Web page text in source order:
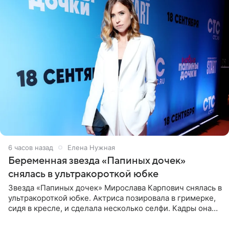
6 часов назад Елена Нужная
Беременная звезда «Папиных дочек»
снялась в ультракороткой юбке
Звезда «Папиных дочек» Мирослава Карпович снялась в
ультракороткой юбке. Актриса позировала в гримерке,
сидя в кресле, и сделала несколько селфи. Кадры она